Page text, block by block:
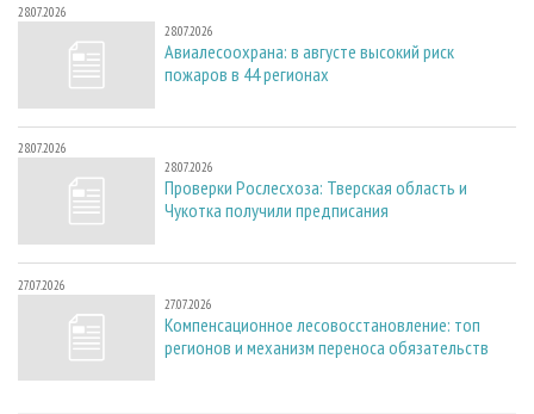
28.07.2026
28.07.2026
Авиалесоохрана: в августе высокий риск
пожаров в 44 регионах
28.07.2026
28.07.2026
Проверки Рослесхоза: Тверская область и
Чукотка получили предписания
27.07.2026
27.07.2026
Компенсационное лесовосстановление: топ
регионов и механизм переноса обязательств